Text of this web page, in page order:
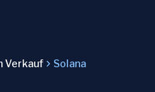
Verkauf Solana